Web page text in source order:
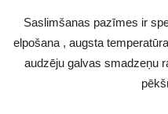
Saslimšanas pazīmes ir
elpošana , augsta
audzēju galvas smadzeņu